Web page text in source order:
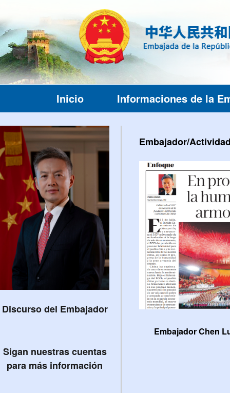
Inicio Informaciones de la
Discurso del Embajador
Sigan nuestras cuentas
para más información
Embajador/
Embajador Chen